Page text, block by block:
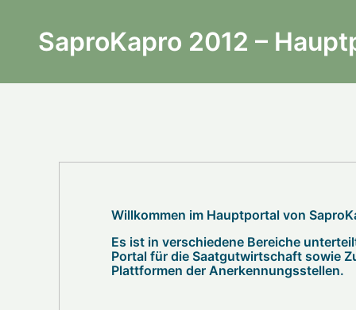
SaproKapro 2012 –
Willkommen im Hauptportal von
Es ist in verschiedene Bereiche
Portal für die Saatgutwirtschaft sowie
Plattformen der Anerkennungsstellen.